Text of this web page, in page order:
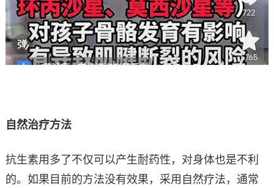
自然治疗方法
抗生素用多了不仅可以产生耐药性，对身体也是不利
的。如果目前的方法没有效果，采用自然疗法，通常